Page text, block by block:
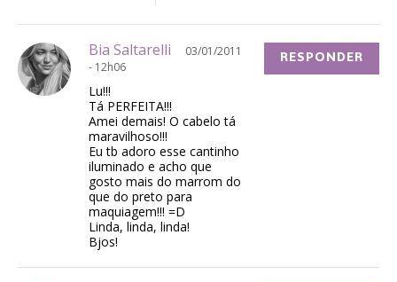
Bia Saltarelli
03/01/2011
- 12h06
Lu!!!
Tá PERFEITA!!!
Amei demais! O cabelo tá
maravilhoso!!!
Eu tb adoro esse cantinho
iluminado e acho que
gosto mais do marrom do
que do preto para
maquiagem!!! =D
Linda, linda, linda!
Bjos!
RESPONDER